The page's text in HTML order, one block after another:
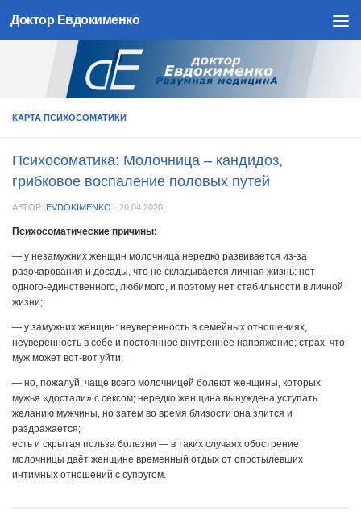
Skip to content
Доктор Евдокименко
КАРТА ПСИХОСОМАТИКИ
Психосоматика: Молочница – кандидоз,
грибковое воспаление половых путей
АВТОР: EVDOKIMENKO · 20.04.2020
Психосоматические причины:
— у незамужних женщин молочница нередко развивается из-за
разочарования и досады, что не складывается личная жизнь; нет
одного-единственного, любимого, и поэтому нет стабильности в личной
жизни;
— у замужних женщин: неуверенность в семейных отношениях,
неуверенность в себе и постоянное внутреннее напряжение; страх, что
муж может вот-вот уйти;
— но, пожалуй, чаще всего молочницей болеют женщины, которых
мужья «достали» с сексом; нередко женщина вынуждена уступать
желанию мужчины, но затем во время близости она злится и
раздражается;
есть и скрытая польза болезни — в таких случаях обострение
молочницы даёт женщине временный отдых от опостылевших
интимных отношений с супругом.